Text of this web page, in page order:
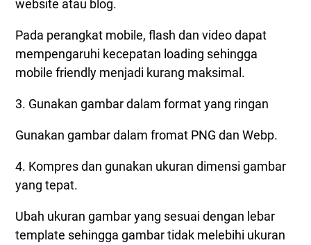
website atau blog.
Pada perangkat mobile, flash dan video dapat
mempengaruhi kecepatan loading sehingga
mobile friendly menjadi kurang maksimal.
3. Gunakan gambar dalam format yang ringan
Gunakan gambar dalam fromat PNG dan Webp.
4. Kompres dan gunakan ukuran dimensi gambar
yang tepat.
Ubah ukuran gambar yang sesuai dengan lebar
template sehingga gambar tidak melebihi ukuran